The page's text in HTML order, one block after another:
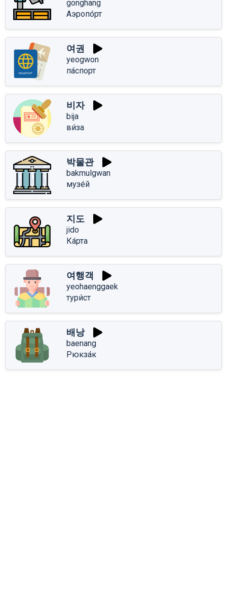
gonghang
Аэропо́рт
여권
yeogwon
па́спорт
비자
bija
ви́за
박물관
bakmulgwan
музе́й
지도
jido
Ка́рта
여행객
yeohaenggaek
тури́ст
배낭
baenang
Рюкза́к